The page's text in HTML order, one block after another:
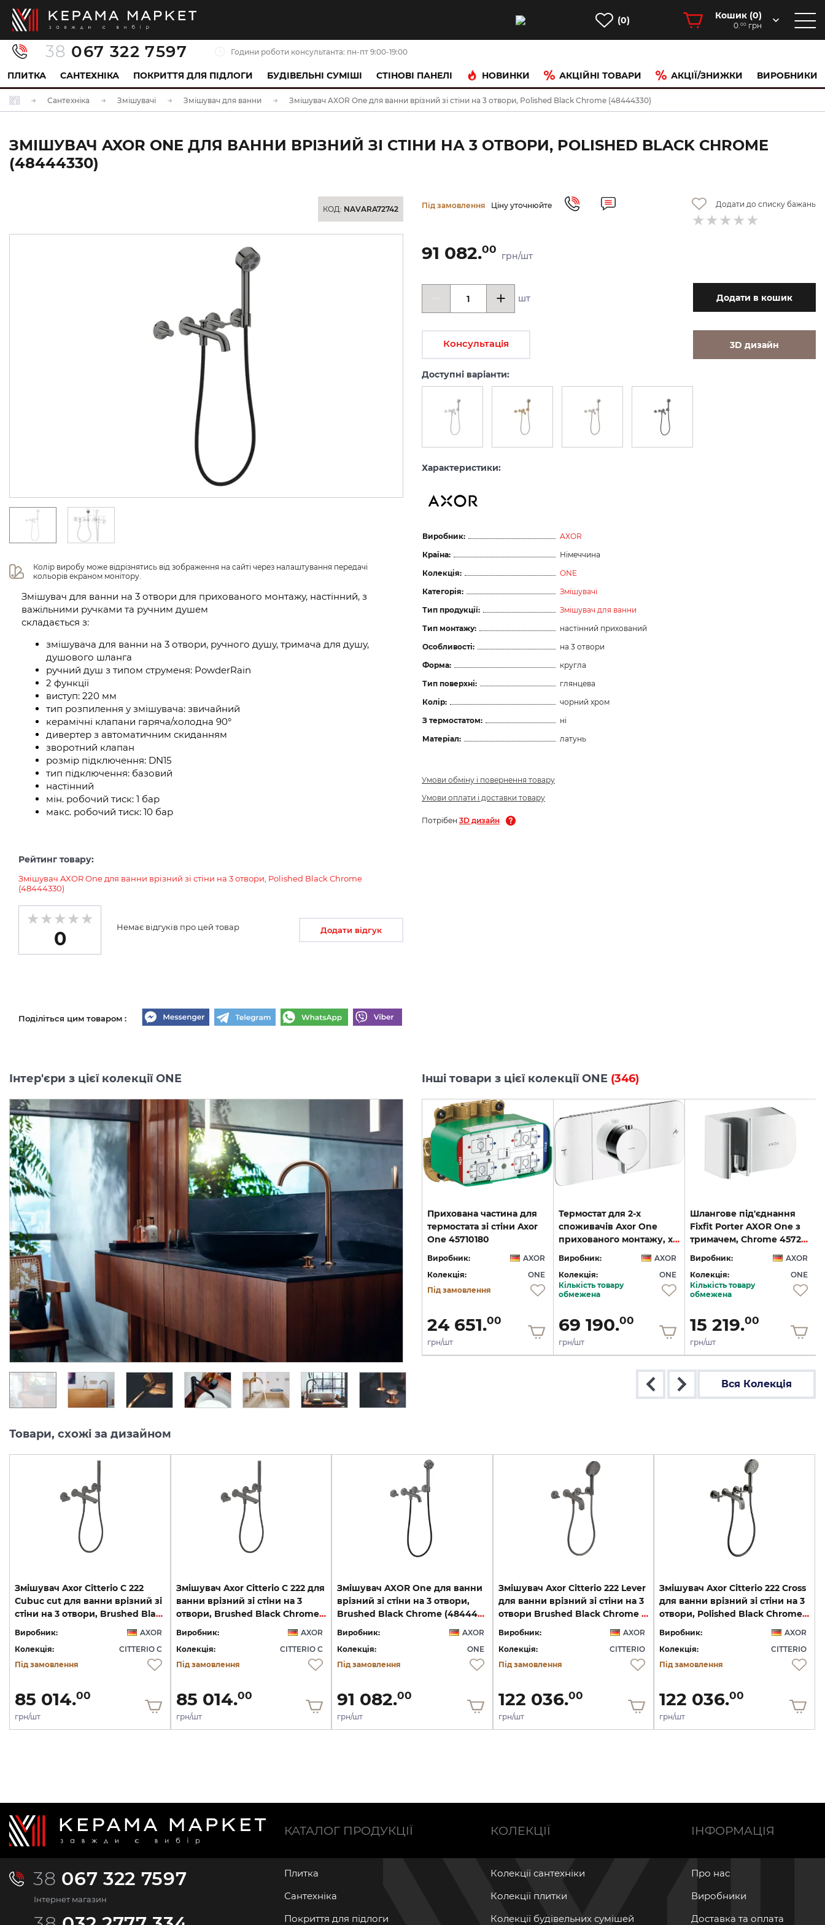
(0) Кошик (0)
0.00 грн
38 067 322 7597 Години роботи консультанта: пн-пт 9:00-19:00
ПЛИТКА САНТЕХНІКА ПОКРИТТЯ ДЛЯ ПІДЛОГИ БУДІВЕЛЬНІ СУМІШІ CТІНОВІ ПАНЕЛІ НОВИНКИ АКЦІЙНІ ТОВАРИ АКЦІЇ/ЗНИЖКИ ВИРОБНИКИ
Сантехніка Змішувачі Змішувач для ванни Змішувач AXOR One для ванни врізний зі стіни на 3 отвори, Polished Black Chrome (48444330)
ЗМІШУВАЧ AXOR ONE ДЛЯ ВАННИ ВРІЗНИЙ ЗІ СТІНИ НА 3 ОТВОРИ, POLISHED BLACK CHROME
(48444330)
КОД: NAVARA72742
Колір виробу може відрізнятись від зображення на сайті через налаштування передачі
кольорів екраном монітору.
Змішувач для ванни на 3 отвори для прихованого монтажу, настінний, з
важільними ручками та ручним душем
складається з:
змішувача для ванни на 3 отвори, ручного душу, тримача для душу,
душового шланга
ручний душ з типом струменя: PowderRain
2 функції
виступ: 220 мм
тип розпилення у змішувача: звичайний
керамічні клапани гаряча/холодна 90°
дивертер з автоматичним скиданням
зворотний клапан
розмір підключення: DN15
тип підключення: базовий
настінний
мін. робочий тиск: 1 бар
макс. робочий тиск: 10 бар
Під замовлення Ціну уточнюйте Додати до списку бажань
91 082.00
грн/шт
шт Додати в кошик
Консультація 3D дизайн
Доступні варіанти:
Характеристики:
Виробник:
AXOR
Країна:
Німеччина
Колекція:
ONE
Категорія:
Змішувачі
Тип продукції:
Змішувач для ванни
Тип монтажу:
настінний прихований
Особливості:
на 3 отвори
Форма:
кругла
Тип поверхні:
глянцева
Колір:
чорний хром
З термостатом:
ні
Матеріал:
латунь
Умови обміну і повернення товару
Умови оплати і доставки товару
Потрібен 3D дизайн
Рейтинг товару:
Змішувач AXOR One для ванни врізний зі стіни на 3 отвори, Polished Black Chrome
(48444330)
0
Немає відгуків про цей товар Додати відгук
Поділіться цим товаром :
Інтер'єри з цієї колекції ONE Інші товари з цієї колекції ONE (346)
Тримач ручного душу
AXOR One, Stainless Steel
Optic 45721800
Виробник:
AXOR
Колекція:
Під замовлення
8 185. 00
грн/шт
Шлангове під'єднання
Виробник:
ONE
22 832.
Шлангове під'єднання
Fixfit Porter AXOR One з
Виробник:
Колекція:
ONE
Прихована частина для
термостата зі стіни Axor
One 45710180
Виробник:
AXOR
Колекція:
ONE
Під замовлення
24 651.00
грн/шт
Термостат для 2-х
споживачів Axor One
прихованого монтажу, хром 45712000
Виробник:
AXOR
Колекція:
ONE
Кількість товару
обмежена
69 190.00
грн/шт
Шлангове під'єднання
Fixfit Porter AXOR One з
тримачем, Chrome 45723000
Виробник:
AXOR
Колекція:
ONE
Кількість товару
обмежена
15 219.00
грн/шт
Вся Колекція
Товари, схожі за дизайном
Змішувач Axor Citterio C 222
Cubuc cut для ванни врізний зі
стіни на 3 отвори, Brushed Black Chrome (49481340)
Виробник:
AXOR
Колекція:
CITTERIO C
Під замовлення
85 014.00
грн/шт
Змішувач Axor Citterio C 222 для
ванни врізний зі стіни на 3
отвори, Brushed Black Chrome (49480340)
Виробник:
AXOR
Колекція:
CITTERIO C
Під замовлення
85 014.00
грн/шт
Змішувач AXOR One для ванни
врізний зі стіни на 3 отвори,
Brushed Black Chrome (48444340)
Виробник:
AXOR
Колекція:
ONE
Під замовлення
91 082.00
грн/шт
Змішувач Axor Citterio 222 Lever
для ванни врізний зі стіни на 3
отвори Brushed Black Chrome 39448340
Виробник:
AXOR
Колекція:
CITTERIO
Під замовлення
122 036.00
грн/шт
Змішувач Axor Citterio 222 Cross
для ванни врізний зі стіни на 3
отвори, Polished Black Chrome 39447330
Виробник:
AXOR
Колекція:
CITTERIO
Під замовлення
122 036.00
грн/шт
38 067 322 7597
Інтернет магазин
КАТАЛОГ ПРОДУКЦІЇ
Плитка
Сантехніка
Покриття для підлоги
КОЛЕКЦІЇ
Колекції сантехніки
Колекції плитки
Колекції будівельних сумішей
ІНФОРМАЦІЯ
Про нас
Виробники
Доставка та оплата